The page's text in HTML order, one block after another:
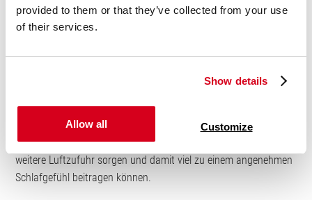
provided to them or that they’ve collected from your use
of their services.
Show details
Allow all Customize
beispielsweise Baumwollflanell. DieBODYGUARD® Flanell-
Bettwäschebesteht zu 100 % aus dem atmungsaktiven
Im Sommer kann eine dünne Strickdecke aus Baumwolle oder
Microfaser als alleinige Decke, beispielsweise als
ausreichen. Je nach Strickart ergeben sich kleine luftige Stellen
in der Decke, die zusätzlich zur guten Atmungsaktivität für
weitere Luftzufuhr sorgen und damit viel zu einem angenehmen
Schlafgefühl beitragen können.